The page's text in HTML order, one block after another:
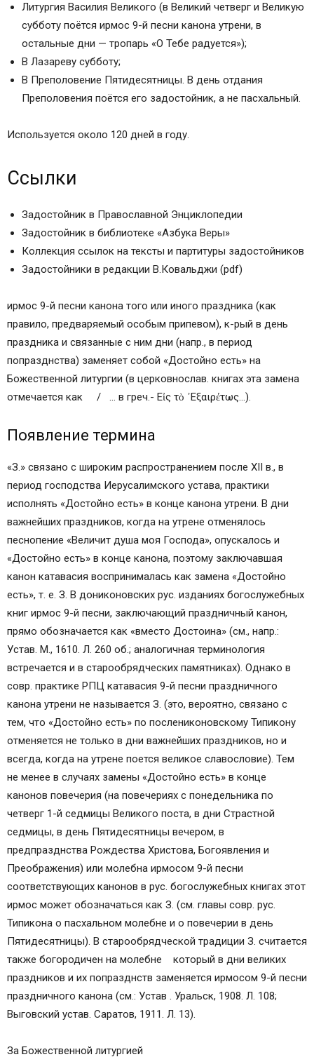
Литургия Василия Великого (в Великий четверг и Великую
субботу поётся ирмос 9-й песни канона утрени, в
остальные дни — тропарь «О Тебе радуется»);
В Лазареву субботу;
В Преполовение Пятидесятницы. В день отдания
Преполовения поётся его задостойник, а не пасхальный.
Используется около 120 дней в году.
Ссылки
Задостойник в Православной Энциклопедии
Задостойник в библиотеке «Азбука Веры»
Коллекция ссылок на тексты и партитуры задостойников
Задостойники в редакции В.Ковальджи (pdf)
ирмос 9-й песни канона того или иного праздника (как
правило, предваряемый особым припевом), к-рый в день
праздника и связанные с ним дни (напр., в период
попразднства) заменяет собой «Достойно есть» на
Божественной литургии (в церковнослав. книгах эта замена
отмечается как / … в греч.- Εἰς τὸ ᾿Εξαιρέτως…).
Появление термина
«З.» связано с широким распространением после XII в., в
период господства Иерусалимского устава, практики
исполнять «Достойно есть» в конце канона утрени. В дни
важнейших праздников, когда на утрене отменялось
песнопение «Величит душа моя Господа», опускалось и
«Достойно есть» в конце канона, поэтому заключавшая
канон катавасия воспринималась как замена «Достойно
есть», т. е. З. В дониконовских рус. изданиях богослужебных
книг ирмос 9-й песни, заключающий праздничный канон,
прямо обозначается как «вместо Достоина» (см., напр.:
Устав. М., 1610. Л. 260 об.; аналогичная терминология
встречается и в старообрядческих памятниках). Однако в
совр. практике РПЦ катавасия 9-й песни праздничного
канона утрени не называется З. (это, вероятно, связано с
тем, что «Достойно есть» по послениконовскому Типикону
отменяется не только в дни важнейших праздников, но и
всегда, когда на утрене поется великое славословие). Тем
не менее в случаях замены «Достойно есть» в конце
канонов повечерия (на повечериях с понедельника по
четверг 1-й седмицы Великого поста, в дни Страстной
седмицы, в день Пятидесятницы вечером, в
предпразднства Рождества Христова, Богоявления и
Преображения) или молебна ирмосом 9-й песни
соответствующих канонов в рус. богослужебных книгах этот
ирмос может обозначаться как З. (см. главы совр. рус.
Типикона о пасхальном молебне и о повечерии в день
Пятидесятницы). В старообрядческой традиции З. считается
также богородичен на молебне который в дни великих
праздников и их попразднств заменяется ирмосом 9-й песни
праздничного канона (см.: Устав . Уральск, 1908. Л. 108;
Выговский устав. Саратов, 1911. Л. 13).
За Божественной литургией